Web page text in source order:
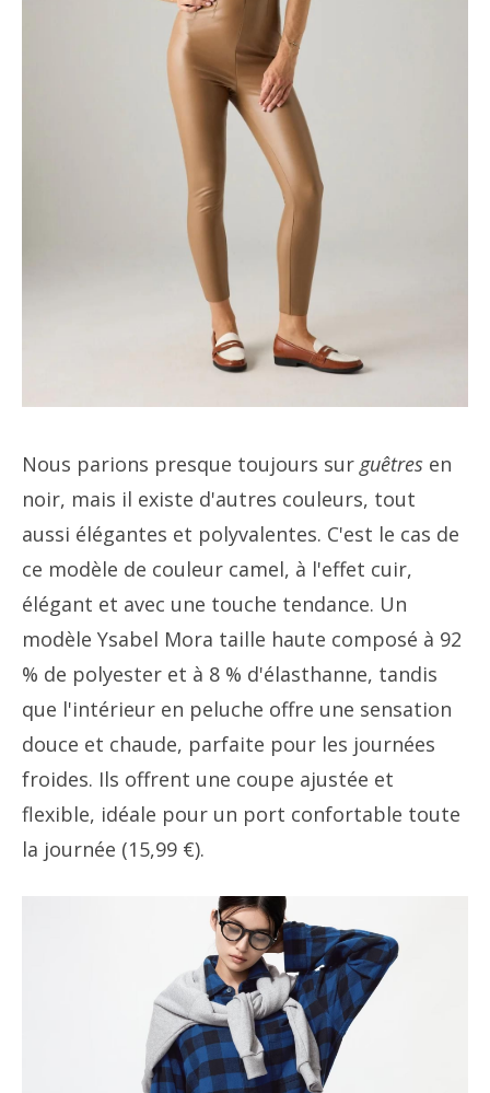
Nous parions presque toujours sur guêtres en
noir, mais il existe d'autres couleurs, tout
aussi élégantes et polyvalentes. C'est le cas de
ce modèle de couleur camel, à l'effet cuir,
élégant et avec une touche tendance. Un
modèle Ysabel Mora taille haute composé à 92
% de polyester et à 8 % d'élasthanne, tandis
que l'intérieur en peluche offre une sensation
douce et chaude, parfaite pour les journées
froides. Ils offrent une coupe ajustée et
flexible, idéale pour un port confortable toute
la journée (15,99 €).